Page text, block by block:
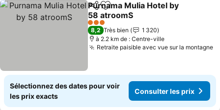
PartagerAjouter à mes favoris
Purnama Mulia Hotel by
58 atroomS
Consulter les prix
3 Étoiles
8,2 Très bien
1 320
à 2.2 km de : Centre-ville
Retraite paisible avec vue sur la montagne
Sélectionnez des dates pour voir
les prix exacts
Consulter les prix